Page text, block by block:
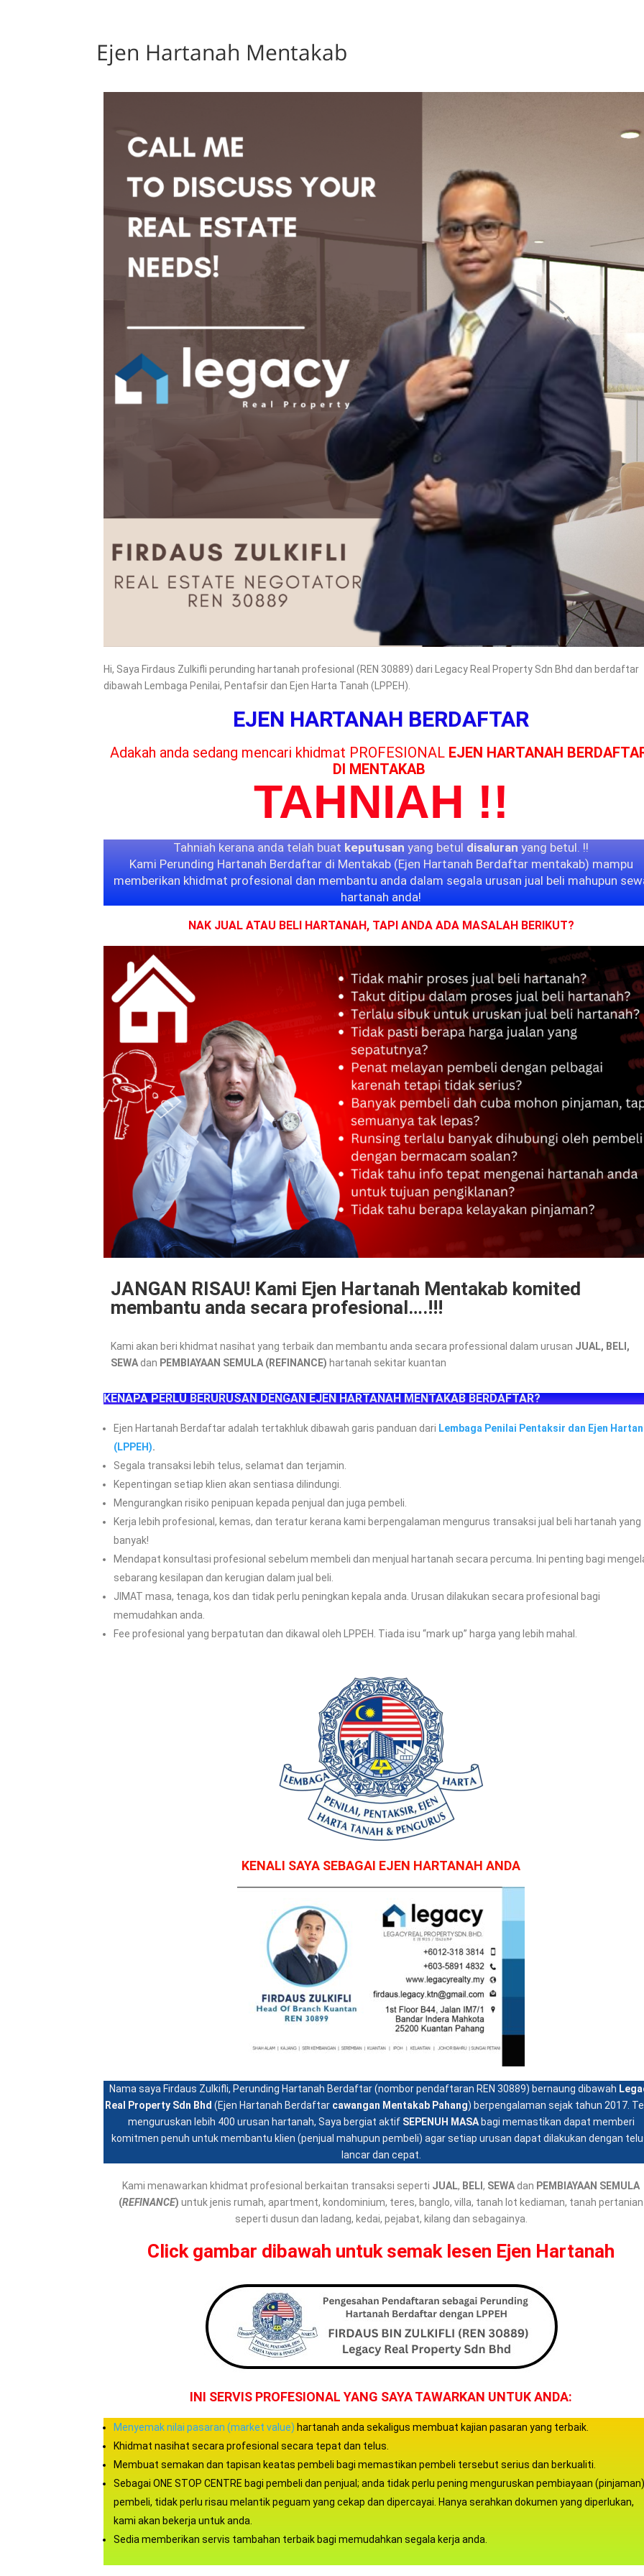
Ejen Hartanah Mentakab
Hi, Saya Firdaus Zulkifli perunding hartanah profesional (REN 30889) dari Legacy Real Property Sdn Bhd dan berdaftar
dibawah Lembaga Penilai, Pentafsir dan Ejen Harta Tanah (LPPEH).
EJEN HARTANAH BERDAFTAR
Adakah anda sedang mencari khidmat PROFESIONAL EJEN HARTANAH
DI MENTAKAB
TAHNIAH !!
Tahniah kerana anda telah buat keputusanyang betul disaluranyang betul. !!
Kami Perunding Hartanah Berdaftar di Mentakab (Ejen Hartanah Berdaftar mentakab) mampu
memberikan khidmat profesional dan membantu anda dalam segala urusan jual beli mahupun
hartanah anda!
NAK JUAL ATAU BELI HARTANAH, TAPI ANDA ADA MASALAH BERIKUT?
JANGAN RISAU! Kami Ejen Hartanah Mentakab komited
membantu anda secara profesional….!!!
Kami akan beri khidmat nasihat yang terbaik dan membantu anda secara professional dalam urusan JUAL, BELI,
SEWA dan PEMBIAYAAN SEMULA (REFINANCE) hartanah sekitar kuantan
KENAPA PERLU BERURUSAN DENGAN EJEN HARTANAH MENTAKAB BERDAFTAR?
Ejen Hartanah Berdaftar adalah tertakhluk dibawah garis panduan dari Lembaga Penilai Pentaksir dan Ejen
(LPPEH).
Segala transaksi lebih telus, selamat dan terjamin.
Kepentingan setiap klien akan sentiasa dilindungi.
Mengurangkan risiko penipuan kepada penjual dan juga pembeli.
Kerja lebih profesional, kemas, dan teratur kerana kami berpengalaman mengurus transaksi jual beli hartanah yang
banyak!
Mendapat konsultasi profesional sebelum membeli dan menjual hartanah secara percuma. Ini penting bagi
sebarang kesilapan dan kerugian dalam jual beli.
JIMAT masa, tenaga, kos dan tidak perlu peningkan kepala anda. Urusan dilakukan secara profesional bagi
memudahkan anda.
Fee profesional yang berpatutan dan dikawal oleh LPPEH. Tiada isu “mark up” harga yang lebih mahal.
KENALI SAYA SEBAGAI EJEN HARTANAH ANDA
Nama saya Firdaus Zulkifli, Perunding Hartanah Berdaftar (nombor pendaftaran REN 30889) bernaung dibawah
Real Property Sdn Bhd (Ejen Hartanah Berdaftar cawangan Mentakab Pahang) berpengalaman sejak tahun 2017.
menguruskan lebih 400 urusan hartanah, Saya bergiat aktif SEPENUH MASAbagi memastikan dapat memberi
komitmen penuh untuk membantu klien (penjual mahupun pembeli) agar setiap urusan dapat dilakukan dengan
lancar dan cepat.
Kami menawarkan khidmat profesional berkaitan transaksi seperti JUAL, BELI, SEWA dan PEMBIAYAAN SEMULA
(REFINANCE) untuk jenis rumah, apartment, kondominium, teres, banglo, villa, tanah lot kediaman, tanah pertanian
seperti dusun dan ladang, kedai, pejabat, kilang dan sebagainya.
Click gambar dibawah untuk semak lesen Ejen Hartanah
INI SERVIS PROFESIONAL YANG SAYA TAWARKAN UNTUK ANDA:
Menyemak nilai pasaran (market value) hartanah anda sekaligus membuat kajian pasaran yang terbaik.
Khidmat nasihat secara profesional secara tepat dan telus.
Membuat semakan dan tapisan keatas pembeli bagi memastikan pembeli tersebut serius dan berkualiti.
Sebagai ONE STOP CENTRE bagi pembeli dan penjual; anda tidak perlu pening menguruskan pembiayaan
pembeli, tidak perlu risau melantik peguam yang cekap dan dipercayai. Hanya serahkan dokumen yang diperlukan,
kami akan bekerja untuk anda.
Sedia memberikan servis tambahan terbaik bagi memudahkan segala kerja anda.